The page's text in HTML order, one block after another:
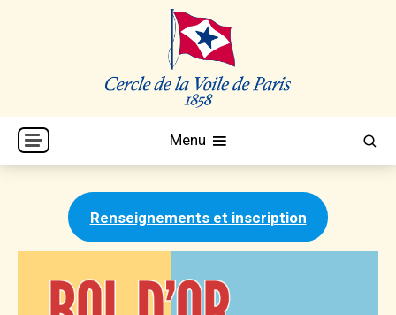
CVP
Cercle de la Voile de Paris
Menu
Renseignements et inscription